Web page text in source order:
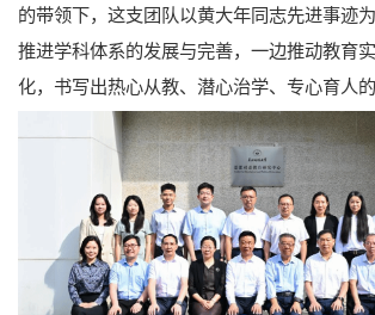
的带领下，这支团队以黄大年同志先进事迹
推进学科体系的发展与完善，一边推动教育
化，书写出热心从教、潜心治学、专心育人的